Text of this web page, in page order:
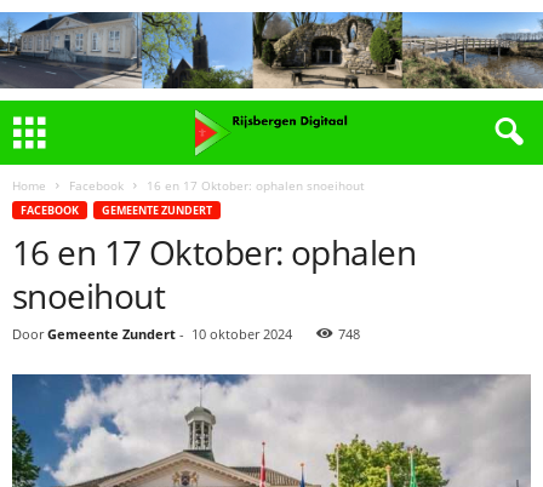
Home Facebook 16 en 17 Oktober: ophalen snoeihout
FACEBOOK GEMEENTE ZUNDERT
16 en 17 Oktober: ophalen
snoeihout
Door Gemeente Zundert - 10 oktober 2024 748